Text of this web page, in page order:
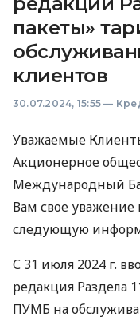
пакеты»
клиентов
30.07.2024, 15:55 —
Уважаемые
Акционерное
Международный
Вам свое
следующую
С 31 июля 2024 г.
редакция Раздела
ПУМБ на